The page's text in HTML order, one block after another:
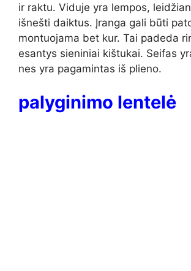
ir raktu. Viduje yra lempos,
išnešti daiktus. Įranga gali būti
montuojama bet kur. Tai padeda
esantys sieniniai kištukai. Seifas
nes yra pagamintas iš plieno.
palyginimo lentelė